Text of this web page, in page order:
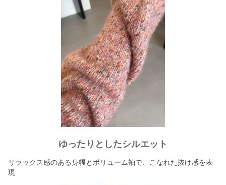
ゆったりとしたシルエット
リラックス感のある身幅とボリューム袖で、こなれた抜け感を表
現